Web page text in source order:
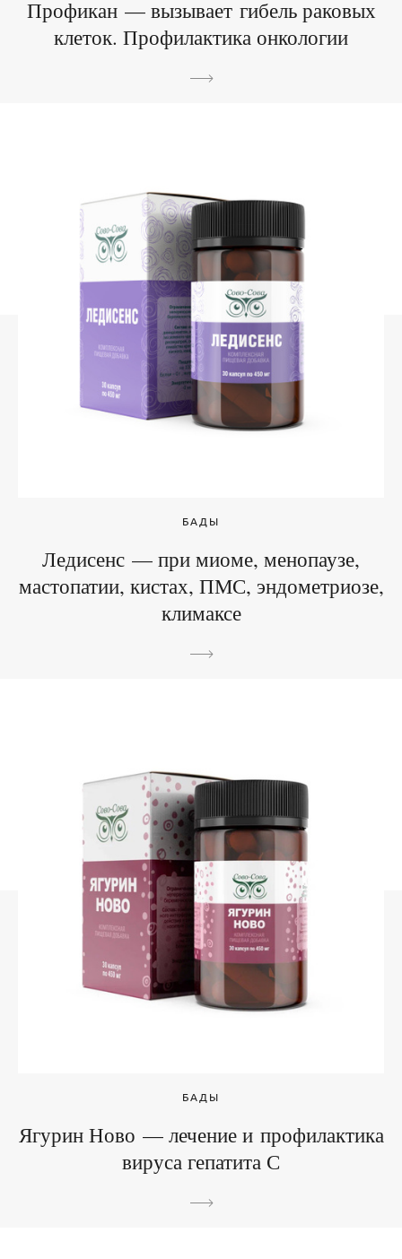
Профикан — вызывает гибель раковых
клеток. Профилактика онкологии
БАДЫ
Ледисенс — при миоме, менопаузе,
мастопатии, кистах, ПМС, эндометриозе,
климаксе
БАДЫ
Ягурин Ново — лечение и профилактика
вируса гепатита С